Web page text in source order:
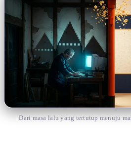
Dari masa lalu yang tertutup menuju